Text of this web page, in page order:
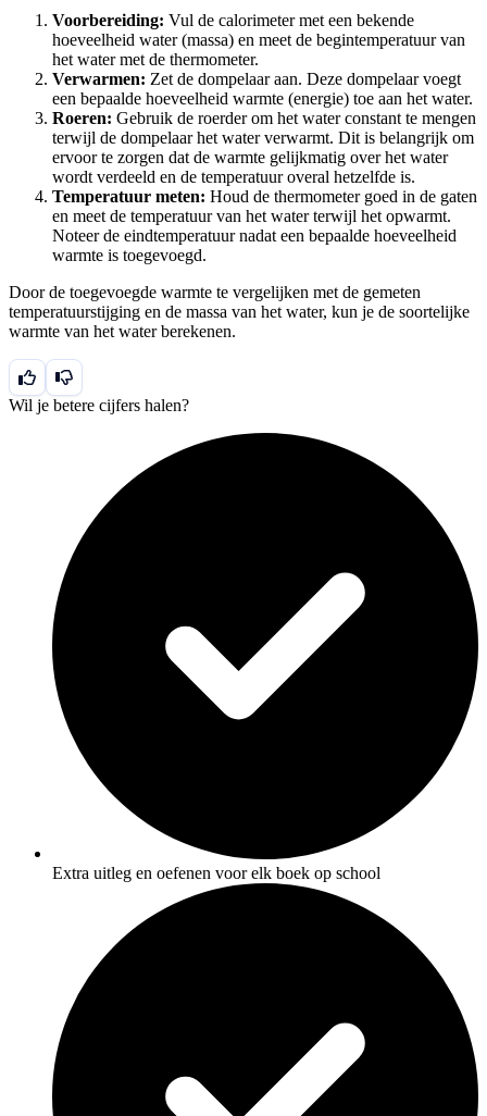
Voorbereiding: Vul de calorimeter met een bekende
hoeveelheid water (massa) en meet de begintemperatuur van
het water met de thermometer.
Verwarmen: Zet de dompelaar aan. Deze dompelaar voegt
een bepaalde hoeveelheid warmte (energie) toe aan het water.
Roeren: Gebruik de roerder om het water constant te mengen
terwijl de dompelaar het water verwarmt. Dit is belangrijk om
ervoor te zorgen dat de warmte gelijkmatig over het water
wordt verdeeld en de temperatuur overal hetzelfde is.
Temperatuur meten: Houd de thermometer goed in de gaten
en meet de temperatuur van het water terwijl het opwarmt.
Noteer de eindtemperatuur nadat een bepaalde hoeveelheid
warmte is toegevoegd.
Door de toegevoegde warmte te vergelijken met de gemeten
temperatuurstijging en de massa van het water, kun je de soortelijke
warmte van het water berekenen.
Wil je betere cijfers halen?
Extra uitleg en oefenen voor elk boek op school